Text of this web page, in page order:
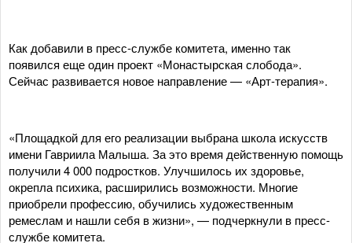
Как добавили в пресс-службе комитета, именно так
появился еще один проект «Монастырская слобода».
Сейчас развивается новое направление — «Арт-терапия».
«Площадкой для его реализации выбрана школа искусств
имени Гавриила Малыша. За это время действенную помощь
получили 4 000 подростков. Улучшилось их здоровье,
окрепла психика, расширились возможности. Многие
приобрели профессию, обучились художественным
ремеслам и нашли себя в жизни», — подчеркнули в пресс-
службе комитета.